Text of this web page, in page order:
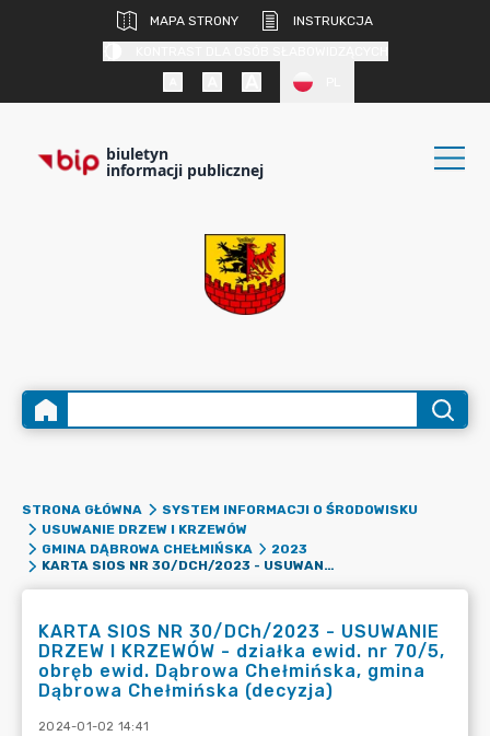
MAPA STRONY
INSTRUKCJA
biuletyn
informacji publicznej
STRONA GŁÓWNA
SYSTEM INFORMACJI O ŚRODOWISKU
USUWANIE DRZEW I KRZEWÓW
GMINA DĄBROWA CHEŁMIŃSKA
2023
KARTA SIOS NR 30/DCH/2023 - USUWANIE DRZEW I KRZEWÓW - DZIAŁKA EWID. NR 70/5, OBRĘB EWID. DĄBROWA CHEŁMIŃSKA, GMINA DĄBROWA CHEŁMIŃSKA (DECYZJA)
KARTA SIOS NR 30/DCh/2023 - USUWANIE
DRZEW I KRZEWÓW - działka ewid. nr 70/5,
obręb ewid. Dąbrowa Chełmińska, gmina
Dąbrowa Chełmińska (decyzja)
2024-01-02 14:41